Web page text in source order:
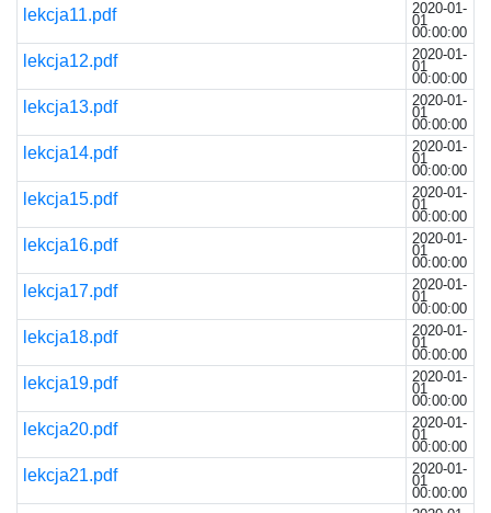
lekcja11.pdf 2020-01-
01
00:00:00
lekcja12.pdf 2020-01-
01
00:00:00
lekcja13.pdf 2020-01-
01
00:00:00
lekcja14.pdf 2020-01-
01
00:00:00
lekcja15.pdf 2020-01-
01
00:00:00
lekcja16.pdf 2020-01-
01
00:00:00
lekcja17.pdf 2020-01-
01
00:00:00
lekcja18.pdf 2020-01-
01
00:00:00
lekcja19.pdf 2020-01-
01
00:00:00
lekcja20.pdf 2020-01-
01
00:00:00
lekcja21.pdf 2020-01-
01
00:00:00